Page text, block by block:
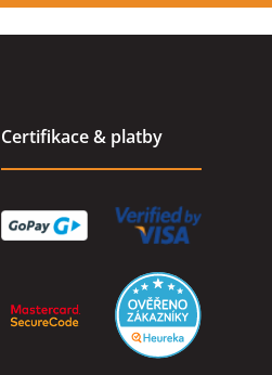
Certifikace & platby